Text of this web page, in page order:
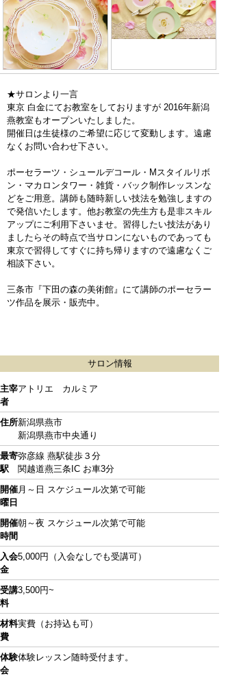
★サロンより一言
東京 白金にてお教室をしておりますが 2016年新潟
燕教室もオープンいたしました。
開催日は生徒様のご希望に応じて変動します。遠慮
なくお問い合わせ下さい。
ポーセラーツ・シュールデコール・Mスタイルリボ
ン・マカロンタワー・雑貨・バック制作レッスンな
どをご用意。講師も随時新しい技法を勉強しますの
で発信いたします。他お教室の先生方も是非スキル
アップにご利用下さいませ。習得したい技法があり
ましたらその時点で当サロンにないものであっても
東京で習得してすぐに持ち帰りますので遠慮なくご
相談下さい。
三条市『下田の森の美術館』にて講師のポーセラー
ツ作品を展示・販売中。
サロン情報
主宰
者
アトリエ カルミア
住所新潟県燕市
新潟県燕市中央通り
最寄
駅
弥彦線 燕駅徒歩３分
関越道燕三条IC お車3分
開催
曜日
月～日 スケジュール次第で可能
開催
時間
朝～夜 スケジュール次第で可能
入会
金
5,000円（入会なしでも受講可）
受講
料
3,500円~
材料
費
実費（お持込も可）
体験
会
体験レッスン随時受付ます。